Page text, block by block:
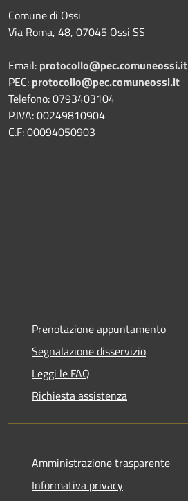
Comune di Ossi
Via Roma, 48, 07045 Ossi SS
Email: protocollo@pec.comuneossi.it
PEC: protocollo@pec.comuneossi.it
Telefono: 0793403104
P.IVA: 00249810904
C.F: 00094050903
Prenotazione appuntamento
Segnalazione disservizio
Leggi le FAQ
Richiesta assistenza
Amministrazione trasparente
Informativa privacy